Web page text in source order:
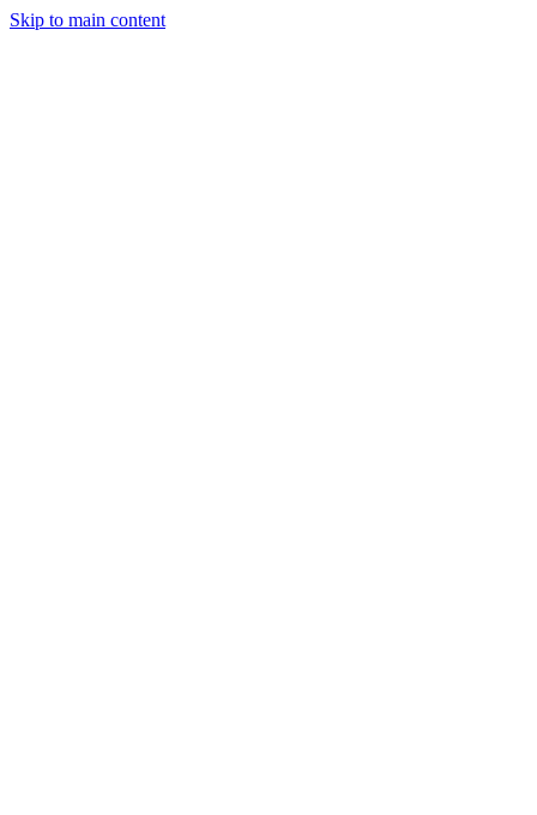
Skip to main content